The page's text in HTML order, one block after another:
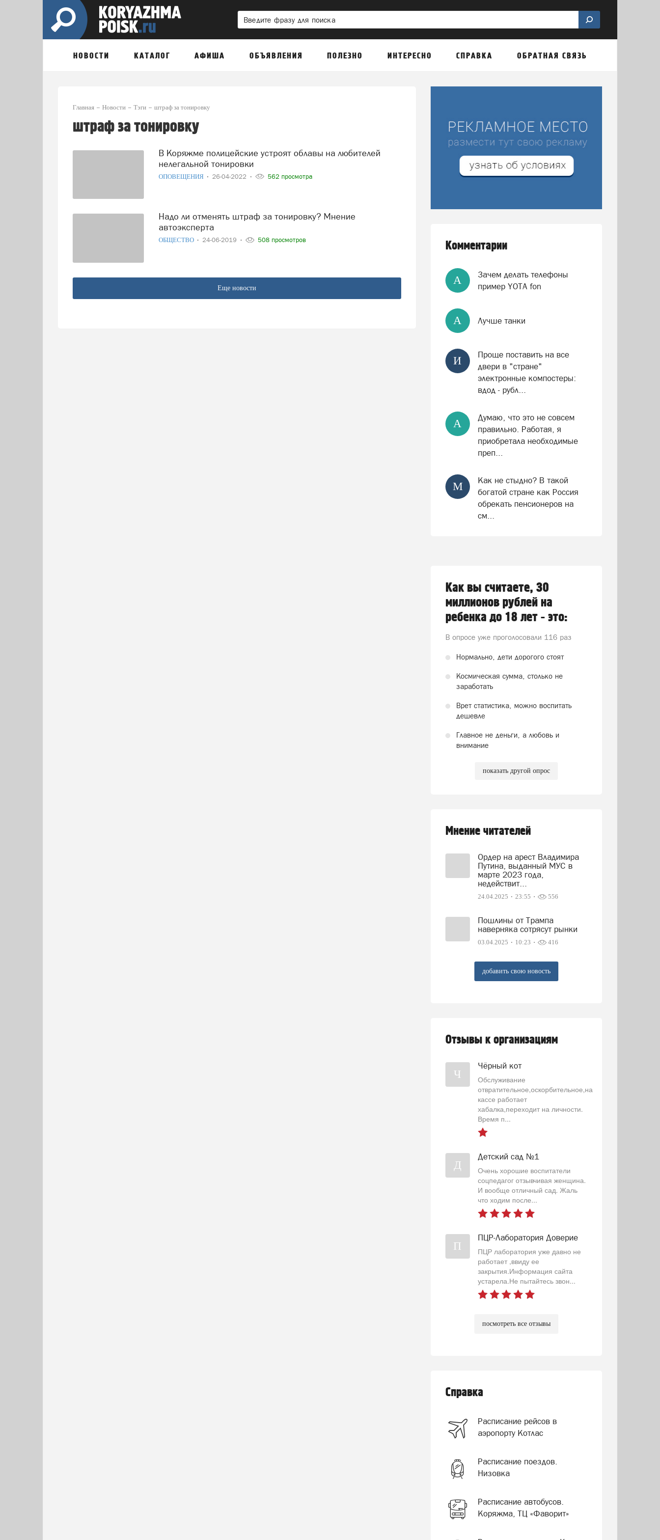
НОВОСТИ КАТАЛОГ АФИША ОБЪЯВЛЕНИЯ ПОЛЕЗНО ИНТЕРЕСНО СПРАВКА ОБРАТНАЯ СВЯЗЬ
Главная Новости Тэги штраф за тонировку
штраф за тонировку
В Коряжме полицейские устроят облавы на любителей
нелегальной тонировки
ОПОВЕЩЕНИЯ 26-04-2022 562 просмотра
Надо ли отменять штраф за тонировку? Мнение
автоэксперта
ОБЩЕСТВО 24-06-2019 508 просмотров
Еще новости
Комментарии
А
Зачем делать телефоны
пример YOTA fon
А Лучше танки
И
Проще поставить на все
двери в "стране"
электронные компостеры:
вдод - рубл...
А
Думаю, что это не совсем
правильно. Работая, я
приобретала необходимые
преп...
М
Как не стыдно? В такой
богатой стране как Россия
обрекать пенсионеров на
см...
Как вы считаете, 30
миллионов рублей на
ребенка до 18 лет - это:
В опросе уже проголосовали 116 раз
Нормально, дети дорогого стоят
Космическая сумма, столько не
заработать
Врет статистика, можно воспитать
дешевле
Главное не деньги, а любовь и
внимание
показать другой опрос
Мнение читателей
Ордер на арест Владимира
Путина, выданный МУС в
марте 2023 года,
недействит...
24.04.2025 23:55 556
Пошлины от Трампа
наверняка сотрясут рынки
03.04.2025 10:23 416
добавить свою новость
Отзывы к организациям
Ч
Чёрный кот
Обслуживание
отвратительное,оскорбительное,на
кассе работает
хабалка,переходит на личности.
Время п...
Д
Детский сад №1
Очень хорошие воспитатели
соцпедагог отзывчивая женщина.
И вообще отличный сад. Жаль
что ходим после...
П
ПЦР-Лаборатория Доверие
ПЦР лаборатория уже давно не
работает ,ввиду ее
закрытия.Информация сайта
устарела.Не пытайтесь звон...
посмотреть все отзывы
Справка
Расписание рейсов в
аэропорту Котлас
Расписание поездов.
Низовка
Расписание автобусов.
Коряжма, ТЦ «Фаворит»